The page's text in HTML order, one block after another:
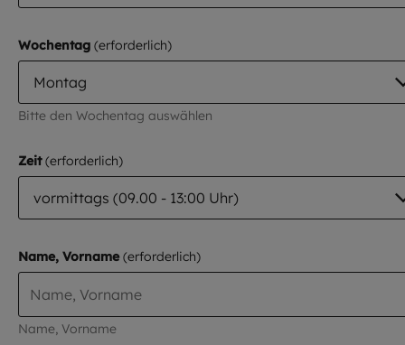
Wochentag
Bitte den Wochentag auswählen
Zeit
Name, Vorname
Name, Vorname